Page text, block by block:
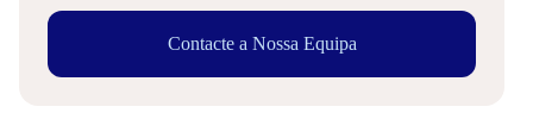
Contacte a Nossa Equipa